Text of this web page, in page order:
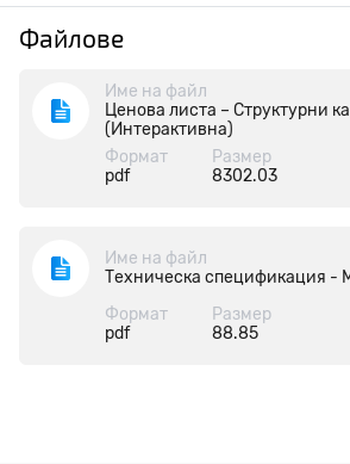
Файлове
Име на файл
Ценова листа – Структурни
(Интерактивна)
Формат
pdf
Размер
8302.03
Име на файл
Техническа спецификация -
Формат
pdf
Размер
88.85